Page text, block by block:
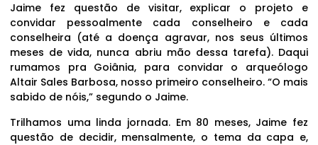
Jaime fez questão de visitar, explicar o projeto e
convidar pessoalmente cada conselheiro e cada
conselheira (até a doença agravar, nos seus últimos
meses de vida, nunca abriu mão dessa tarefa). Daqui
rumamos pra Goiânia, para convidar o arqueólogo
Altair Sales Barbosa, nosso primeiro conselheiro. “O mais
sabido de nóis,” segundo o Jaime.
Trilhamos uma linda jornada. Em 80 meses, Jaime fez
questão de decidir, mensalmente, o tema da capa e,